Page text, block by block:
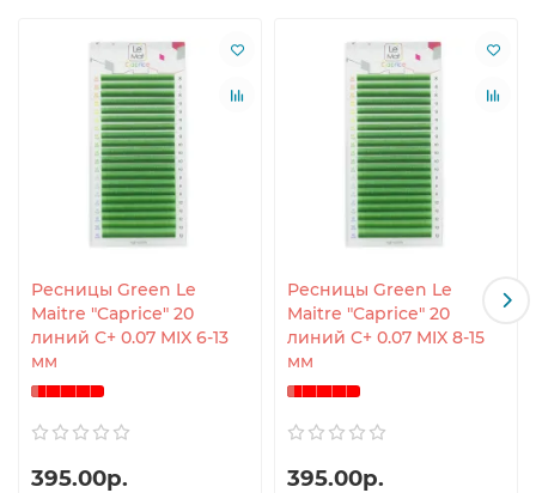
Ресницы Green Le
Maitre "Caprice" 20
линий C+ 0.07 MIX 6-13
мм
395.00р.
Ресницы Green Le
Maitre "Caprice" 20
линий C+ 0.07 MIX 8-15
мм
395.00р.